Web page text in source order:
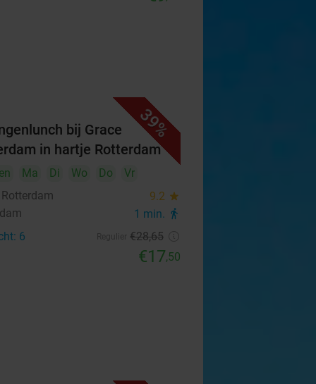
39%
bij Grace
in hartje Rotterdam
Ma Di Wo Do
Vr
9.2 star
1 min. directions_walk
6 €28,65
€17,50